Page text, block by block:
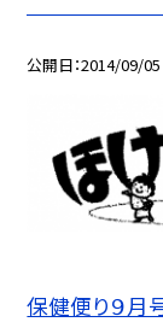
公開日 2014/09/05
保健便り９月